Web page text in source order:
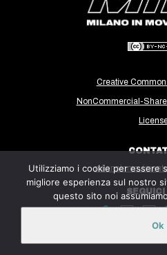
Creative
NonCommercial-
SEGUICI
Utilizziamo i cookie per essere
migliore esperienza sul nostro
questo sito noi
Ok